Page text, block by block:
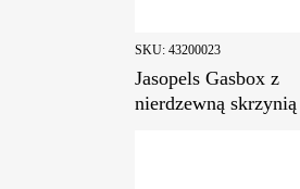
SKU: 43200023
Jasopels Gasbox z
nierdzewną skrzynią